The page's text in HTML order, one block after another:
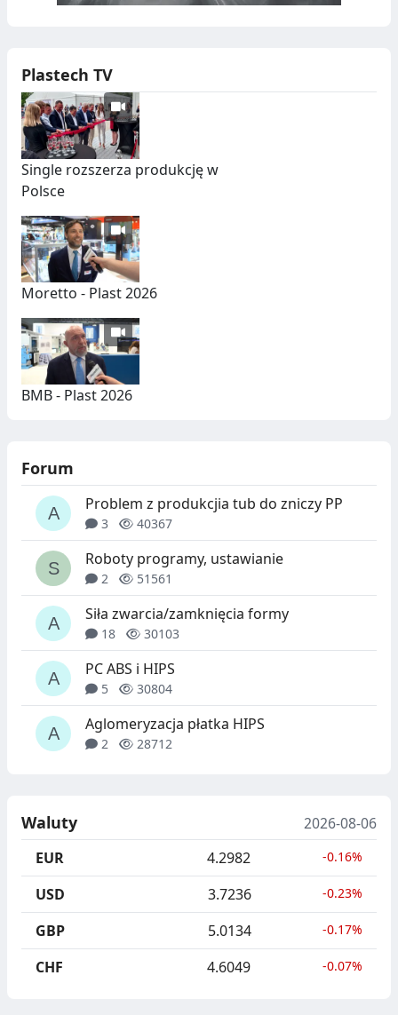
Plastech TV
Single rozszerza produkcję w
Polsce
Moretto - Plast 2026
BMB - Plast 2026
Forum
Problem z produkcjia tub do zniczy PP
3 40367
Roboty programy, ustawianie
2 51561
Siła zwarcia/zamknięcia formy
18 30103
PC ABS i HIPS
5 30804
Aglomeryzacja płatka HIPS
2 28712
Waluty
2026-08-06
EUR
4.2982 -0.16%
USD 3.7236 -0.23%
GBP 5.0134 -0.17%
CHF 4.6049 -0.07%